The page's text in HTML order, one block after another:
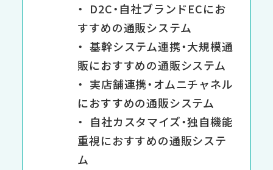
D2C・自社ブランドECにお
すすめの通販システム
基幹システム連携・大規模通
販におすすめの通販システム
実店舗連携・オムニチャネル
におすすめの通販システム
自社カスタマイズ・独自機能
重視におすすめの通販システ
ム